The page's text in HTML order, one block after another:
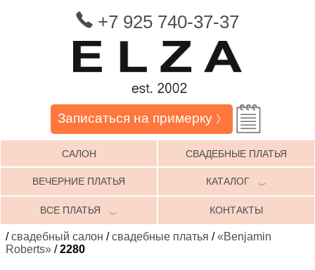
+7 925 740-37-37
Записаться на примерку 》
САЛОН СВАДЕБНЫЕ ПЛАТЬЯ
ВЕЧЕРНИЕ ПЛАТЬЯ КАТАЛОГ ﹀
ВСЕ ПЛАТЬЯ ﹀ КОНТАКТЫ
/свадебный салон /свадебные платья /«Benjamin
Roberts» /2280